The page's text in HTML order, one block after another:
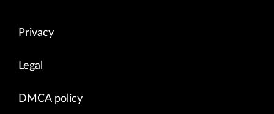
Privacy
Legal
DMCA policy